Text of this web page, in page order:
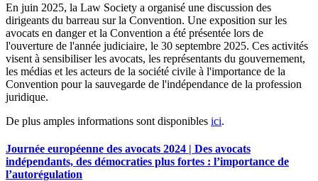
En juin 2025, la Law Society a organisé une discussion des
dirigeants du barreau sur la Convention. Une exposition sur les
avocats en danger et la Convention a été présentée lors de
l'ouverture de l'année judiciaire, le 30 septembre 2025. Ces activités
visent à sensibiliser les avocats, les représentants du gouvernement,
les médias et les acteurs de la société civile à l'importance de la
Convention pour la sauvegarde de l'indépendance de la profession
juridique.
De plus amples informations sont disponibles ici.
Journée européenne des avocats 2024 | Des avocats
indépendants, des démocraties plus fortes : l’importance de
l’autorégulation